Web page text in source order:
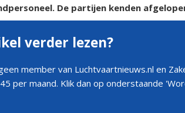
De partijen kenden
verder lezen?
member van Luchtvaartnieuws.nl en
per maand. Klik dan op onderstaande